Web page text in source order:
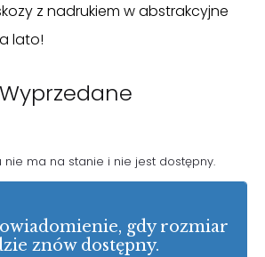
z nadrukiem w abstrakcyjne
lato!
Wyprzedane
nie ma na stanie i nie jest dostępny.
gdy rozmiar
znów dostępny.